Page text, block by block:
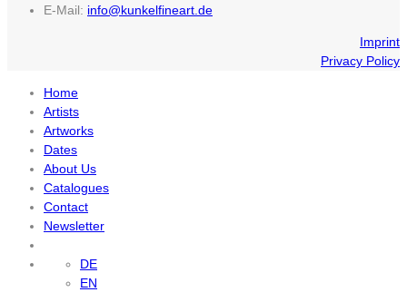
E-Mail: info@kunkelfineart.de
Imprint
Privacy Policy
Home
Artists
Artworks
Dates
About Us
Catalogues
Contact
Newsletter
DE
EN